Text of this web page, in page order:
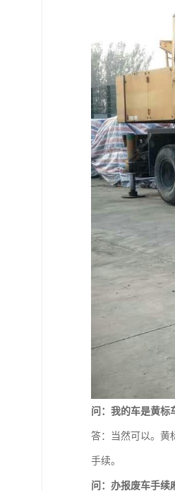
问：我的车是黄标
答：当然可以。黄
手续。
问：办报废车手续